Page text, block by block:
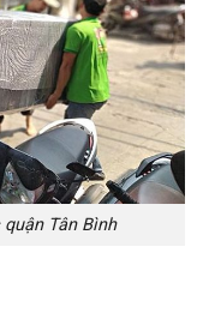
Tân Bình